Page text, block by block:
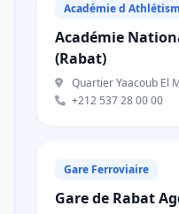
Académie d
Académie
(Rabat)
Quartier Yaacoub El
+212 537 28 00 00
Gare Ferroviaire
Gare de Rabat